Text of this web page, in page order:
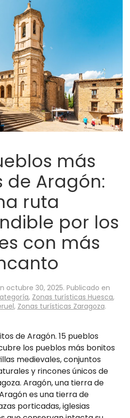
más
de Aragón:
ruta
por los
con más
octubre 30, 2025. Publicado en
, Zonas turísticas Huesca,
, Zonas turísticas Zaragoza.
de Aragón. 15 pueblos
los pueblos más bonitos
medievales, conjuntos
y rincones únicos de
Aragón, una tierra de
es una tierra de
porticadas, iglesias